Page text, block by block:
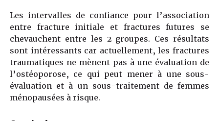
Les intervalles de confiance pour l’association
entre fracture initiale et fractures futures se
chevauchent entre les 2 groupes. Ces résultats
sont intéressants car actuellement, les fractures
traumatiques ne mènent pas à une évaluation de
l’ostéoporose, ce qui peut mener à une sous-
évaluation et à un sous-traitement de femmes
ménopausées à risque.